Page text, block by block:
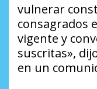
vulnerar
consagrados
vigente y
suscritas»,
en un